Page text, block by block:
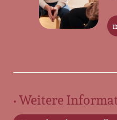
• Weitere